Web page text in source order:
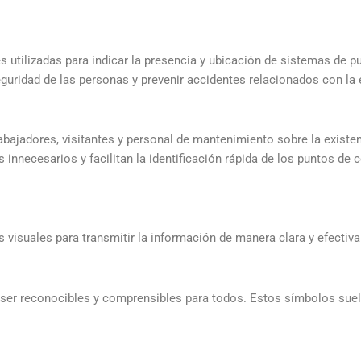
utilizadas para indicar la presencia y ubicación de sistemas de
de las personas y prevenir accidentes relacionados con la
visitantes y personal de mantenimiento sobre la
y facilitan la identificación rápida de los puntos de
para transmitir la información de manera clara y
reconocibles y comprensibles para todos. Estos símbolos